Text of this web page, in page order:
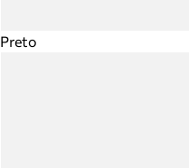
Preto